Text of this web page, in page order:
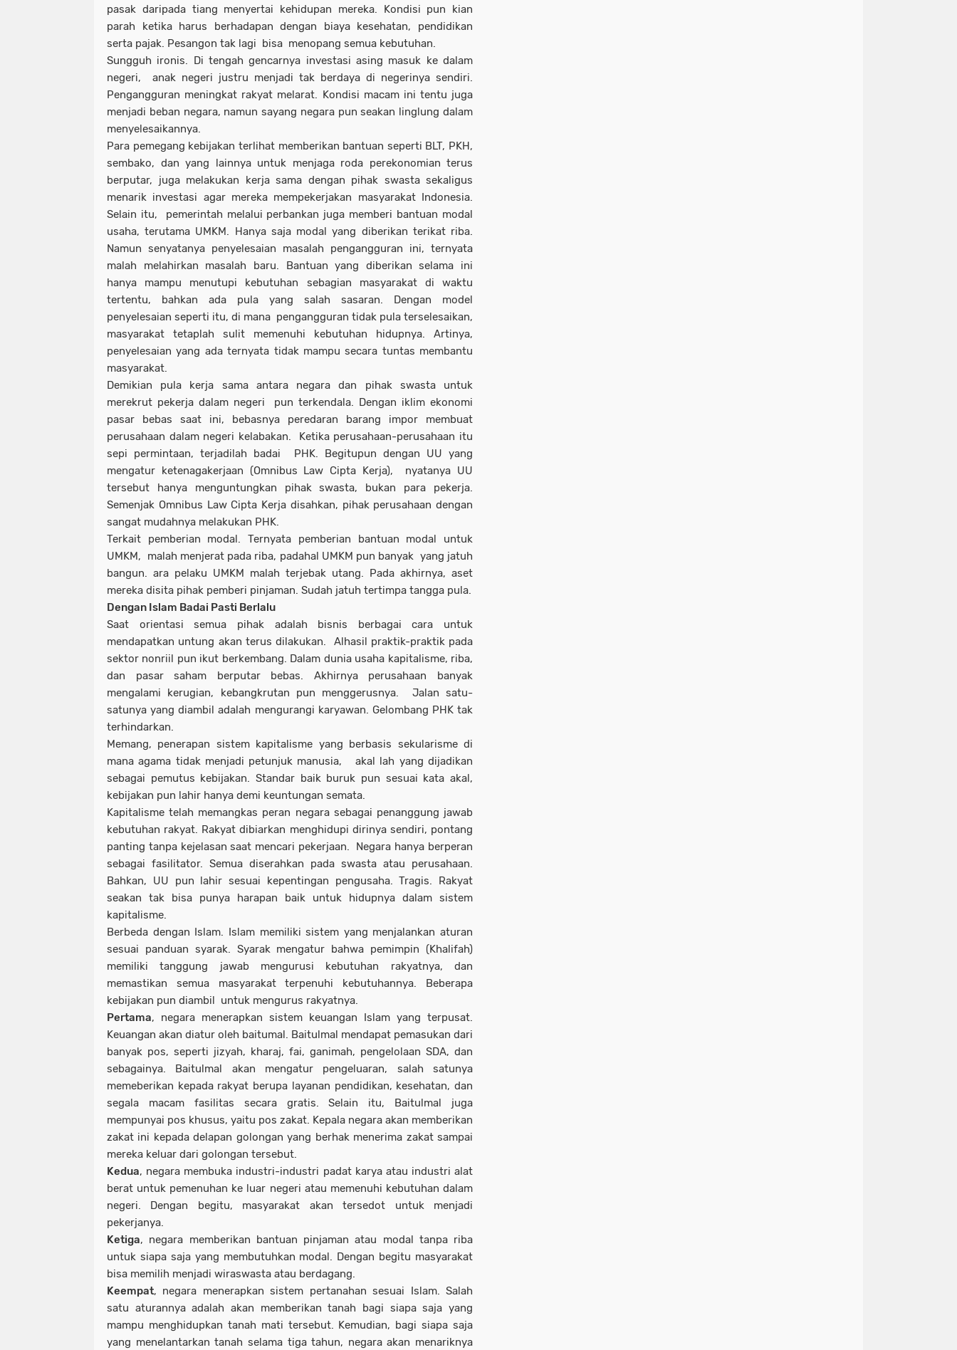
pasak daripada tiang menyertai kehidupan mereka. Kondisi pun kian
parah ketika harus berhadapan dengan biaya kesehatan, pendidikan
serta pajak. Pesangon tak lagi bisa menopang semua kebutuhan.
Sungguh ironis. Di tengah gencarnya investasi asing masuk ke dalam
negeri, anak negeri justru menjadi tak berdaya di negerinya sendiri.
Pengangguran meningkat rakyat melarat. Kondisi macam ini tentu juga
menjadi beban negara, namun sayang negara pun seakan linglung dalam
menyelesaikannya.
Para pemegang kebijakan terlihat memberikan bantuan seperti BLT, PKH,
sembako, dan yang lainnya untuk menjaga roda perekonomian terus
berputar, juga melakukan kerja sama dengan pihak swasta sekaligus
menarik investasi agar mereka mempekerjakan masyarakat Indonesia.
Selain itu, pemerintah melalui perbankan juga memberi bantuan modal
usaha, terutama UMKM. Hanya saja modal yang diberikan terikat riba.
Namun senyatanya penyelesaian masalah pengangguran ini, ternyata
malah melahirkan masalah baru. Bantuan yang diberikan selama ini
hanya mampu menutupi kebutuhan sebagian masyarakat di waktu
tertentu, bahkan ada pula yang salah sasaran. Dengan model
penyelesaian seperti itu, di mana pengangguran tidak pula terselesaikan,
masyarakat tetaplah sulit memenuhi kebutuhan hidupnya. Artinya,
penyelesaian yang ada ternyata tidak mampu secara tuntas membantu
masyarakat.
Demikian pula kerja sama antara negara dan pihak swasta untuk
merekrut pekerja dalam negeri pun terkendala. Dengan iklim ekonomi
pasar bebas saat ini, bebasnya peredaran barang impor membuat
perusahaan dalam negeri kelabakan. Ketika perusahaan-perusahaan itu
sepi permintaan, terjadilah badai PHK. Begitupun dengan UU yang
mengatur ketenagakerjaan (Omnibus Law Cipta Kerja), nyatanya UU
tersebut hanya menguntungkan pihak swasta, bukan para pekerja.
Semenjak Omnibus Law Cipta Kerja disahkan, pihak perusahaan dengan
sangat mudahnya melakukan PHK.
Terkait pemberian modal. Ternyata pemberian bantuan modal untuk
UMKM, malah menjerat pada riba, padahal UMKM pun banyak yang jatuh
bangun. ara pelaku UMKM malah terjebak utang. Pada akhirnya, aset
mereka disita pihak pemberi pinjaman. Sudah jatuh tertimpa tangga pula.
Dengan Islam Badai Pasti Berlalu
Saat orientasi semua pihak adalah bisnis berbagai cara untuk
mendapatkan untung akan terus dilakukan. Alhasil praktik-praktik pada
sektor nonriil pun ikut berkembang. Dalam dunia usaha kapitalisme, riba,
dan pasar saham berputar bebas. Akhirnya perusahaan banyak
mengalami kerugian, kebangkrutan pun menggerusnya. Jalan satu-
satunya yang diambil adalah mengurangi karyawan. Gelombang PHK tak
terhindarkan.
Memang, penerapan sistem kapitalisme yang berbasis sekularisme di
mana agama tidak menjadi petunjuk manusia, akal lah yang dijadikan
sebagai pemutus kebijakan. Standar baik buruk pun sesuai kata akal,
kebijakan pun lahir hanya demi keuntungan semata.
Kapitalisme telah memangkas peran negara sebagai penanggung jawab
kebutuhan rakyat. Rakyat dibiarkan menghidupi dirinya sendiri, pontang
panting tanpa kejelasan saat mencari pekerjaan. Negara hanya berperan
sebagai fasilitator. Semua diserahkan pada swasta atau perusahaan.
Bahkan, UU pun lahir sesuai kepentingan pengusaha. Tragis. Rakyat
seakan tak bisa punya harapan baik untuk hidupnya dalam sistem
kapitalisme.
Berbeda dengan Islam. Islam memiliki sistem yang menjalankan aturan
sesuai panduan syarak. Syarak mengatur bahwa pemimpin (Khalifah)
memiliki tanggung jawab mengurusi kebutuhan rakyatnya, dan
memastikan semua masyarakat terpenuhi kebutuhannya. Beberapa
kebijakan pun diambil untuk mengurus rakyatnya.
Pertama, negara menerapkan sistem keuangan Islam yang terpusat.
Keuangan akan diatur oleh baitumal. Baitulmal mendapat pemasukan dari
banyak pos, seperti jizyah, kharaj, fai, ganimah, pengelolaan SDA, dan
sebagainya. Baitulmal akan mengatur pengeluaran, salah satunya
memeberikan kepada rakyat berupa layanan pendidikan, kesehatan, dan
segala macam fasilitas secara gratis. Selain itu, Baitulmal juga
mempunyai pos khusus, yaitu pos zakat. Kepala negara akan memberikan
zakat ini kepada delapan golongan yang berhak menerima zakat sampai
mereka keluar dari golongan tersebut.
Kedua, negara membuka industri-industri padat karya atau industri alat
berat untuk pemenuhan ke luar negeri atau memenuhi kebutuhan dalam
negeri. Dengan begitu, masyarakat akan tersedot untuk menjadi
pekerjanya.
Ketiga, negara memberikan bantuan pinjaman atau modal tanpa riba
untuk siapa saja yang membutuhkan modal. Dengan begitu masyarakat
bisa memilih menjadi wiraswasta atau berdagang.
Keempat, negara menerapkan sistem pertanahan sesuai Islam. Salah
satu aturannya adalah akan memberikan tanah bagi siapa saja yang
mampu menghidupkan tanah mati tersebut. Kemudian, bagi siapa saja
yang menelantarkan tanah selama tiga tahun, negara akan menariknya